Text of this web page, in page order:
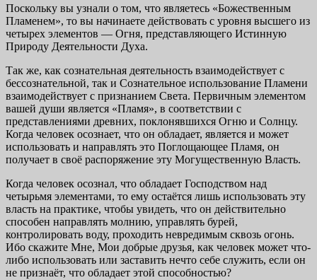
Поскольку вы узнали о том, что являетесь «Божественным
Пламенем», то вы начинаете действовать с уровня высшего из
четырех элементов — Огня, представляющего Истинную
Природу Деятельности Духа.
Так же, как сознательная деятельность взаимодействует с
бессознательной, так и Сознательное использование Пламени
взаимодействует с признанием Света. Первичным элементом
вашей души является «Пламя», в соответствии с
представлениями древних, поклонявшихся Огню и Солнцу.
Когда человек осознает, что он обладает, является и может
использовать и направлять это Поглощающее Пламя, он
получает в своё распоряжение эту Могущественную Власть.
Когда человек осознал, что обладает Господством над
четырьмя элементами, то ему остаётся лишь использовать эту
власть на практике, чтобы увидеть, что он действительно
способен направлять молнию, управлять бурей,
контролировать воду, проходить невредимым сквозь огонь.
Ибо скажите Мне, Мои добрые друзья, как человек может что-
либо использовать или заставить нечто себе служить, если он
не признаёт, что обладает этой способностью?